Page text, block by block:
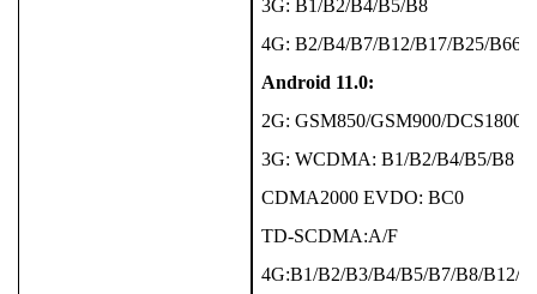
3G: B1/B2/B4/B5/B8
4G: B2/B4/B7/B12/B17/B25/B66
Android 11.0:
2G: GSM850/GSM900/DCS1800/
3G: WCDMA: B1/B2/B4/B5/B8
CDMA2000 EVDO: BC0
TD-SCDMA:A/F
4G:B1/B2/B3/B4/B5/B7/B8/B12/